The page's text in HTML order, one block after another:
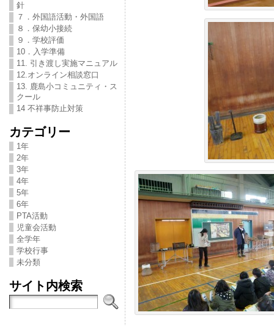
針
７．外国語活動・外国語
８．保幼小接続
９．学校評価
10．入学準備
11. 引き渡し実施マニュアル
12.オンライン相談窓口
13. 鹿島小コミュニティ・ス
クール
14 不祥事防止対策
カテゴリー
1年
2年
3年
4年
5年
6年
PTA活動
児童会活動
全学年
学校行事
未分類
サイト内検索